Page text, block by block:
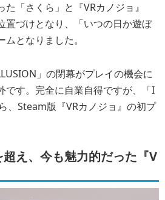
「さくら」と『VRカノジョ』
置づけとなり、「いつの日か遊ぼ
となりました。
」の閉幕がプレイの機会に
です。完全に自業自得ですが、「I
、Steam版『VRカノジョ』の初プ
え、今も魅力的だった『V